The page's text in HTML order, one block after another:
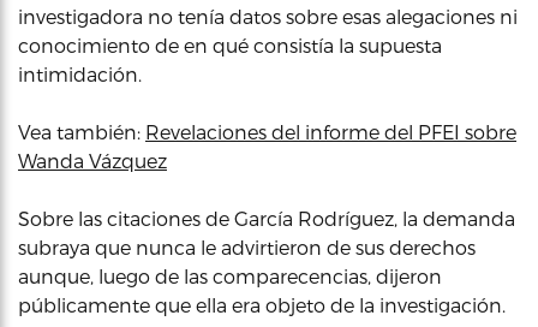
investigadora no tenía datos sobre esas alegaciones ni
conocimiento de en qué consistía la supuesta
intimidación.
Vea también: Revelaciones del informe del PFEI sobre
Wanda Vázquez
Sobre las citaciones de García Rodríguez, la demanda
subraya que nunca le advirtieron de sus derechos
aunque, luego de las comparecencias, dijeron
públicamente que ella era objeto de la investigación.